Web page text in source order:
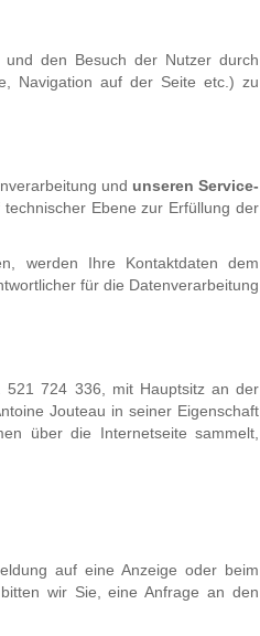
den Besuch der Nutzer durch
Navigation auf der Seite etc.) zu
und unseren Service-
technischer Ebene zur Erfüllung der
werden Ihre Kontaktdaten dem
für die Datenverarbeitung
521 724 336, mit Hauptsitz an der
Jouteau in seiner Eigenschaft
über die Internetseite sammelt,
auf eine Anzeige oder beim
wir Sie, eine Anfrage an den